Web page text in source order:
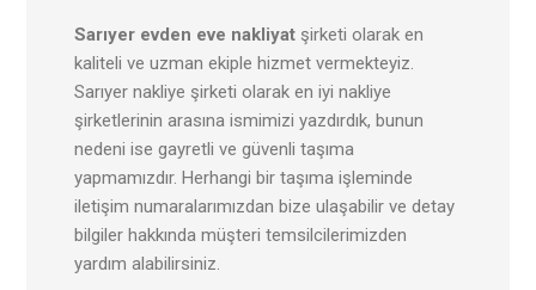
Sarıyer evden eve nakliyat şirketi olarak en
kaliteli ve uzman ekiple hizmet vermekteyiz.
Sarıyer nakliye şirketi olarak en iyi nakliye
şirketlerinin arasına ismimizi yazdırdık, bunun
nedeni ise gayretli ve güvenli taşıma
yapmamızdır. Herhangi bir taşıma işleminde
iletişim numaralarımızdan bize ulaşabilir ve detay
bilgiler hakkında müşteri temsilcilerimizden
yardım alabilirsiniz.